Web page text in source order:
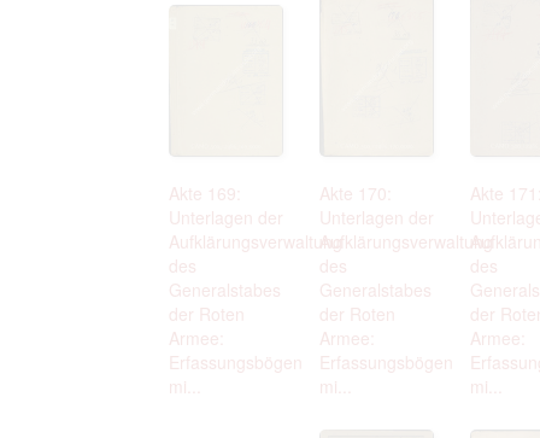
Akte 169:
Unterlagen der
Aufklärungsverwaltung
des
Generalstabes
der Roten
Armee:
Erfassungsbögen
mi...
Akte 170:
Unterlagen der
Aufklärungsverwaltung
des
Generalstabes
der Roten
Armee:
Erfassungsbögen
mi...
Akte
des
der
Armee:
mi...